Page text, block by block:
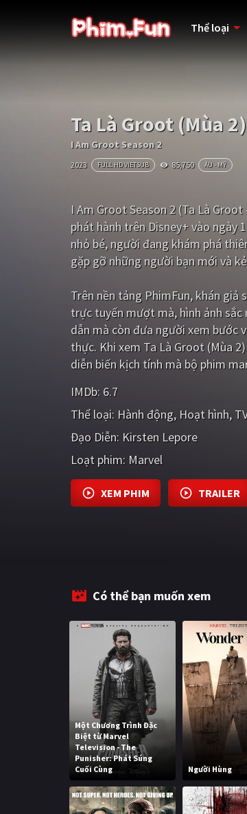
Thể loại
Ta Là Groot (Mùa 2)
I Am Groot Season 2
2023 FULL HD VIETSUB 85,750 ÂU - MỸ
I Am Groot Season 2 (Ta Là
phát hành trên Disney+ vào ngày
nhỏ bé, người đang khám phá
gặp gỡ những người bạn mới và
Trên nền tảng PhimFun, khán giả
trực tuyến mượt mà, hình ảnh
dẫn mà còn đưa người xem bước
thực. Khi xem Ta Là Groot (Mùa
diễn biến kịch tính mà bộ phim
IMDb: 6.7
Thể loại: Hành động Hoạt hình
Đạo Diễn: Kirsten Lepore
Loạt phim: Marvel
XEM PHIM TRAILER
Có thể bạn muốn xem
Một Chương Trình Đặc
Biệt từ Marvel
Television - The
Punisher: Phát Súng
Cuối Cùng
Người Hùng